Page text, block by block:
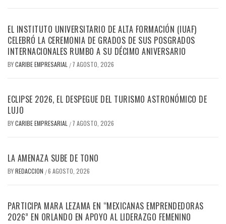
EL INSTITUTO UNIVERSITARIO DE ALTA FORMACIÓN (IUAF)
CELEBRÓ LA CEREMONIA DE GRADOS DE SUS POSGRADOS
INTERNACIONALES RUMBO A SU DÉCIMO ANIVERSARIO
BYCARIBE EMPRESARIAL / 7 AGOSTO, 2026
ECLIPSE 2026, EL DESPEGUE DEL TURISMO ASTRONÓMICO DE
LUJO
BYCARIBE EMPRESARIAL / 7 AGOSTO, 2026
LA AMENAZA SUBE DE TONO
BYREDACCION /6 AGOSTO, 2026
PARTICIPA MARA LEZAMA EN “MEXICANAS EMPRENDEDORAS
2026” EN ORLANDO EN APOYO AL LIDERAZGO FEMENINO